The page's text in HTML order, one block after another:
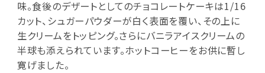
味。食後のデザートとしてのチョコレートケーキは1/16
カット、シュガーパウダーが白く表面を覆い、その上に
生クリームをトッピング。さらにバニラアイスクリームの
半球も添えられています。ホットコーヒーをお供に暫し
寛げました。